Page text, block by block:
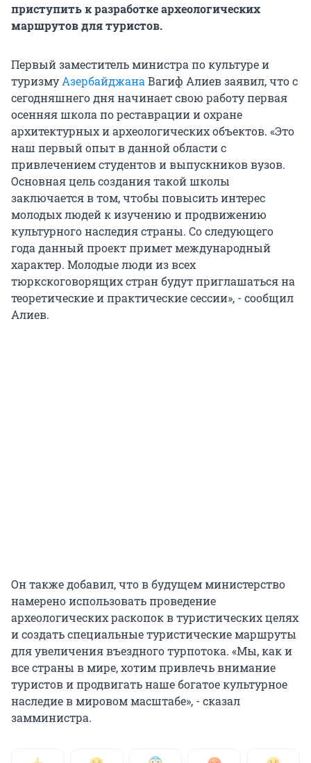
приступить к разработке археологических
маршрутов для туристов.
Первый заместитель министра по культуре и
туризмуАзербайджана Вагиф Алиев заявил, что с
сегодняшнего дня начинает свою работу первая
осенняя школа по реставрации и охране
архитектурных и археологических объектов. «Это
наш первый опыт в данной области с
привлечением студентов и выпускников вузов.
Основная цель создания такой школы
заключается в том, чтобы повысить интерес
молодых людей к изучению и продвижению
культурного наследия страны. Со следующего
года данный проект примет международный
характер. Молодые люди из всех
тюркскоговорящих стран будут приглашаться на
теоретические и практические сессии», - сообщил
Алиев.
Он также добавил, что в будущем министерство
намерено использовать проведение
археологических раскопок в туристических целях
и создать специальные туристические маршруты
для увеличения въездного турпотока. «Мы, как и
все страны в мире, хотим привлечь внимание
туристов и продвигать наше богатое культурное
наследие в мировом масштабе», - сказал
замминистра.